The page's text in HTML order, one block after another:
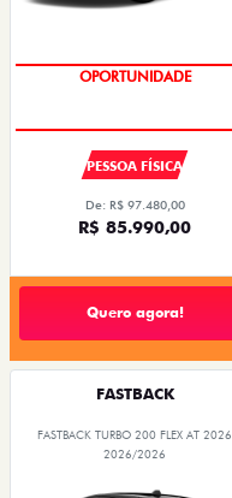
OPORTUNIDADE
PESSOA FÍSICA
De: R$ 97.480,00
R$ 85.990,00
Quero agora!
FASTBACK
FASTBACK TURBO 200 FLEX AT 2026
2026/2026